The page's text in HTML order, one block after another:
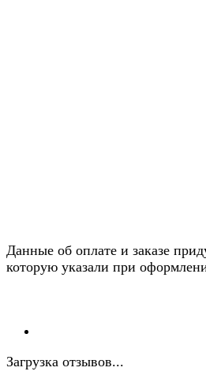
Данные об оплате и заказе
которую указали при
Загрузка отзывов...